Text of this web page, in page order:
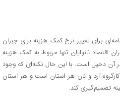
برای تغییر نرخ کمک هزینه برای جبران
اقتصاد نانوایان تنها مربوط به کمک هزینه
آن دخیل است. با این حال نکته‌ای که وجود
آرد و نان هر استان است و هر استان
تصمیم‌گیری کند.